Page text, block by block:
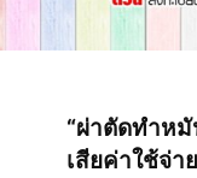
“ผ่าตัดทําห
เสียค่าใช้จ่า